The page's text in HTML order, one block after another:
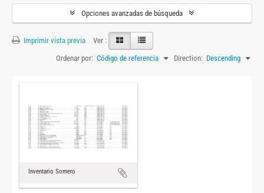
Opciones avanzadas de búsqueda
Imprimir vista previa
Ver :
Ordenar por: Código de referencia Direction: Descending
Inventario Somero